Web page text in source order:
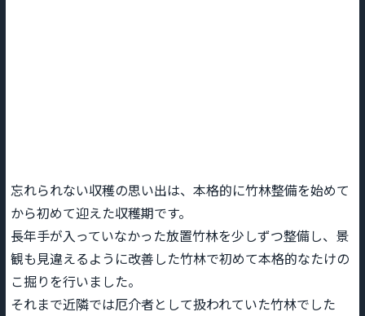
忘れられない収穫の思い出は、本格的に竹林整備を始めて
から初めて迎えた収穫期です。
長年手が入っていなかった放置竹林を少しずつ整備し、景
観も見違えるように改善した竹林で初めて本格的なたけの
こ掘りを行いました。
それまで近隣では厄介者として扱われていた竹林でした